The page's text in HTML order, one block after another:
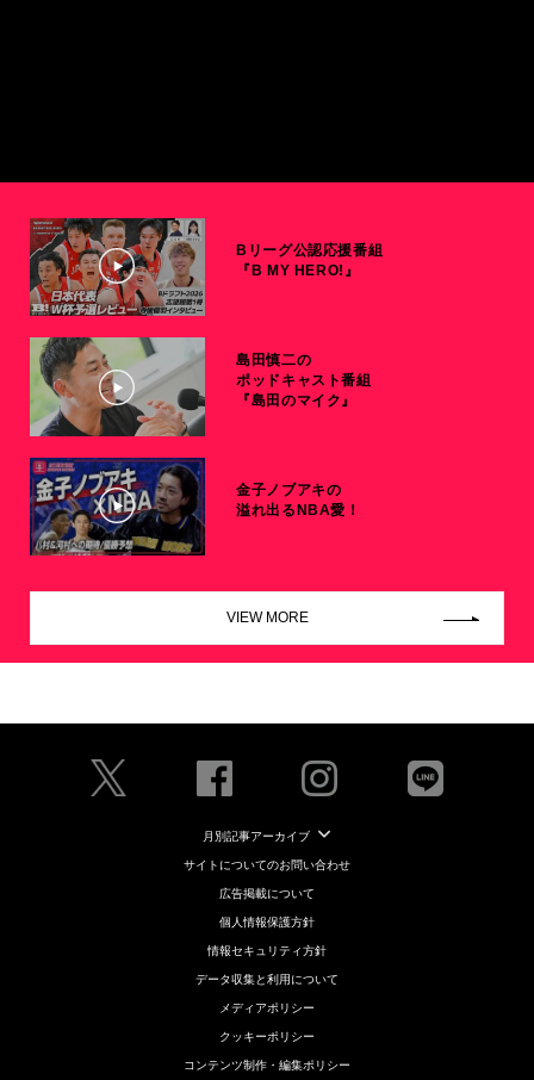
Bリーグ公認応援番組
『B MY HERO!』
島田慎二の
ポッドキャスト番組
『島田のマイク』
金子ノブアキの
溢れ出るNBA愛！
VIEW MORE
月別記事アーカイブ
サイトについてのお問い合わせ
広告掲載について
個人情報保護方針
情報セキュリティ方針
データ収集と利用について
メディアポリシー
クッキーポリシー
コンテンツ制作・編集ポリシー